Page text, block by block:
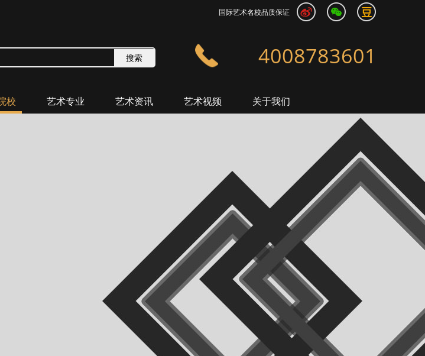
国际艺术名校品质保证
4008783601
校 艺术专业 艺术资讯 艺术视频
关于我们